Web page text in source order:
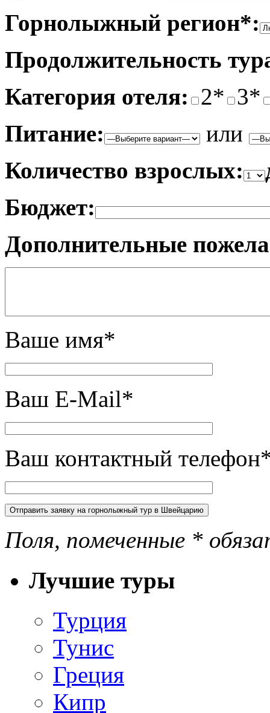
Горнолыжный регион*:
Продолжительность
Категория отеля: 2* 3*
Питание:
или
Количество взрослых:
Бюджет:
Дополнительные
Ваше имя*
Ваш E-Mail*
Ваш контактный
Поля, помеченные *
Лучшие туры
Турция
Тунис
Греция
Кипр